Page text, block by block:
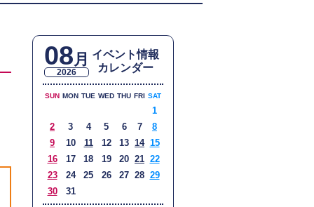
08月
2026
イベント情報
カレンダー
SUN MON TUE WED THU FRI SAT
1
2
3 4 5 6 7
8
9
10 11 12 13 14 15
16
17 18 19 20 21 22
23
24 25 26 27 28 29
30
31